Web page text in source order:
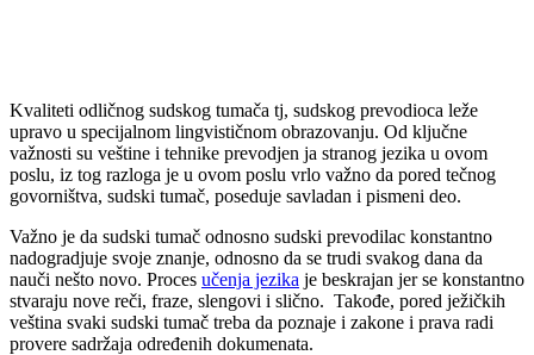
Kvaliteti odličnog sudskog tumača tj, sudskog prevodioca leže
upravo u specijalnom lingvističnom obrazovanju. Od ključne
važnosti su veštine i tehnike prevodjen ja stranog jezika u ovom
poslu, iz tog razloga je u ovom poslu vrlo važno da pored tečnog
govorništva, sudski tumač, poseduje savladan i pismeni deo.
Važno je da sudski tumač odnosno sudski prevodilac konstantno
nadogradjuje svoje znanje, odnosno da se trudi svakog dana da
nauči nešto novo. Proces učenja jezika je beskrajan jer se konstantno
stvaraju nove reči, fraze, slengovi i slično. Takođe, pored ježičkih
veština svaki sudski tumač treba da poznaje i zakone i prava radi
provere sadržaja određenih dokumenata.